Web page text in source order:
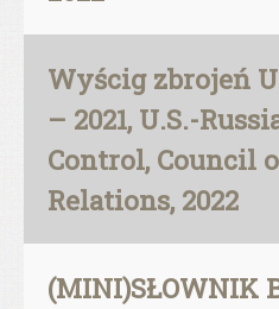
Wyścig zbrojeń
– 2021, U.S.-
Control, Council
Relations, 2022
(MINI)SŁOWNIK